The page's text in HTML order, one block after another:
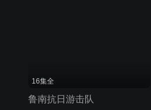
16集全
鲁南抗日游击队